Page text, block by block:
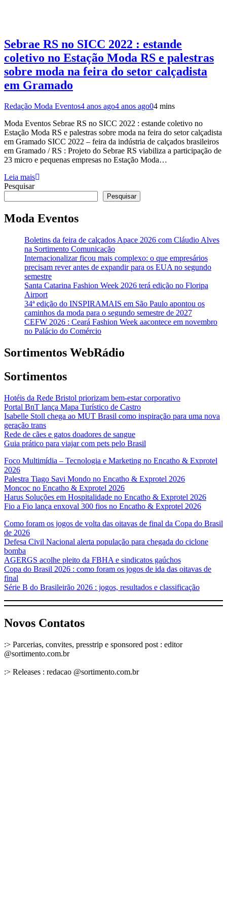
Sebrae RS no SICC 2022 : estande
coletivo no Estação Moda RS e palestras
sobre moda na feira do setor calçadista
em Gramado
Redação Moda Eventos4 anos ago4 anos ago04 mins
Moda Eventos Sebrae RS no SICC 2022 : estande coletivo no
Estação Moda RS e palestras sobre moda na feira do setor calçadista
em Gramado SICC 2022 – feira da indústria de calçados brasileiros
em Gramado / RS : Projeto do Sebrae RS viabiliza a participação de
23 micro e pequenas empresas no Estação Moda…
Leia mais
Pesquisar
Pesquisar
Moda Eventos
Boletins da feira de calçados Apace 2026 com Cláudio Alves
na Sortimento Comunicação
Internacionalizar ficou mais complexo: o que empresários
precisam rever antes de expandir para os EUA no segundo
semestre
Santa Catarina Fashion Week 2026 terá edição no Floripa
Airport
34ª edição do INSPIRAMAIS em São Paulo apontou os
caminhos da moda para o segundo semestre de 2027
CEFW 2026 : Ceará Fashion Week aacontece em novembro
no Palácio do Comércio
Sortimentos WebRádio
Sortimentos
Hotéis da Rede Bristol priorizam bem-estar corporativo
Portal BnT lança Mapa Turístico de Castro
Isabelle Stoll chega ao MUT Brasil como inspiração para uma nova
geração trans
Rede de cães e gatos doadores de sangue
Guia prático para viajar com pets pelo Brasil
Foco Multimídia – Tecnologia e Marketing no Encatho & Exprotel
2026
Palestra Tiago Savi Mondo no Encatho & Exprotel 2026
Moncoc no Encatho & Exprotel 2026
Harus Soluções em Hospitalidade no Encatho & Exprotel 2026
Fio a Fio lança enxoval 300 fios no Encatho & Exprotel 2026
Como foram os jogos de volta das oitavas de final da Copa do Brasil
de 2026
Defesa Civil Nacional alerta população para chegada do ciclone
bomba
AGERGS acolhe pleito da FBHA e sindicatos gaúchos
Copa do Brasil 2026 : como foram os jogos de ida das oitavas de
final
Série B do Brasileirão 2026 : jogos, resultados e classificação
Novos Contatos
:> Parcerias, convites, presstrip e sponsored post : editor
@sortimento.com.br
:> Releases : redacao @sortimento.com.br